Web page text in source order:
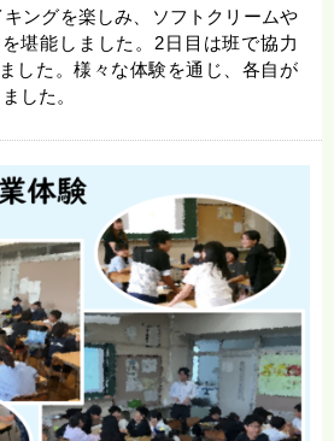
ングを楽しみ、ソフトクリームや
堪能しました。2日目は班で協力
した。様々な体験を通じ、各自が
した。